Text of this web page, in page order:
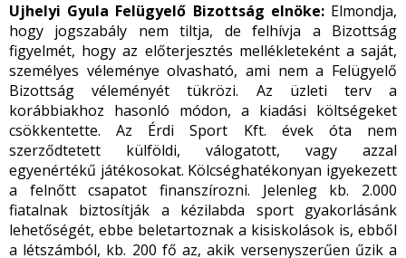
Ujhelyi Gyula Felügyelő Bizottság elnöke:Elmondja,
hogy jogszabály nem tiltja, de felhívja a Bizottság
figyelmét, hogy az előterjesztés mellékleteként a saját,
személyes véleménye olvasható, ami nem a Felügyelő
Bizottság véleményét tükrözi. Az üzleti terv a
korábbiakhoz hasonló módon, a kiadási költségeket
csökkentette. Az Érdi Sport Kft. évek óta nem
szerződtetett külföldi, válogatott, vagy azzal
egyenértékű játékosokat. Kölcséghatékonyan igyekezett
a felnőtt csapatot finanszírozni. Jelenleg kb. 2.000
fiatalnak biztosítják a kézilabda sport gyakorlásánk
lehetőségét, ebbe beletartoznak a kisiskolások is, ebből
a létszámból, kb. 200 fő az, akik versenyszerűen űzik a